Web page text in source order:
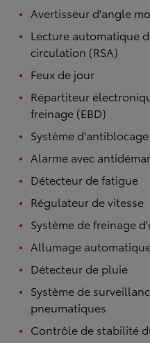
Avertisseur d'angle
Lecture automatique
circulation (RSA)
Feux de jour
Répartiteur
freinage (EBD)
Système
Alarme avec
Détecteur de fatigue
Régulateur de vitesse
Système de freinage
Allumage
Détecteur de pluie
Système de
pneumatiques
Contrôle de stabilité